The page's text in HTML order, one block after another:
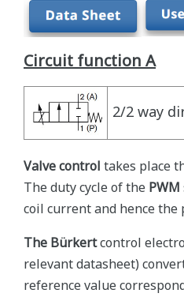
Circuit function A
2/2 way
Valve control takes place
The duty cycle of the PWM
coil current and hence
The Bürkertcontrol
relevant datasheet)
reference value